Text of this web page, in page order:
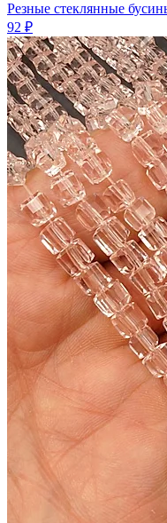
Резные стеклянные
92 ₽